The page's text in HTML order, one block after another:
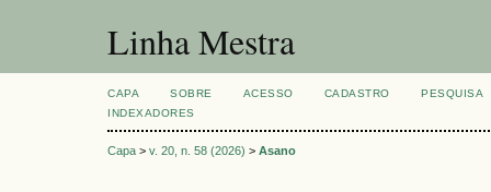
Linha Mestra
CAPA SOBRE ACESSO CADASTRO
PESQUISA
INDEXADORES
Capa > v. 20, n. 58 (2026) > Asano